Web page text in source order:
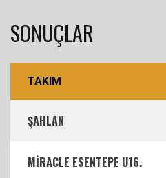
SONUÇLAR
TAKIM
ŞAHLAN
MİRACLE ESENTEPE U16.